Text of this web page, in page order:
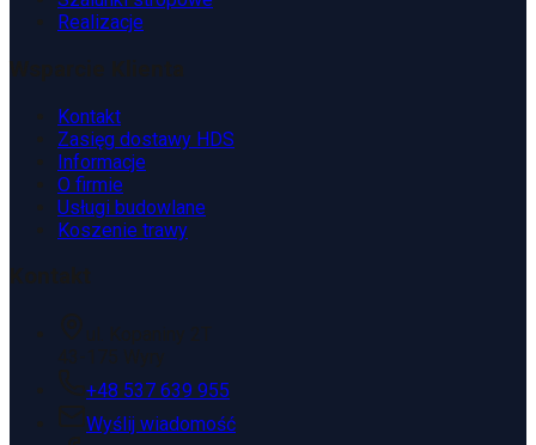
Realizacje
Kontakt
Zasięg dostawy HDS
Informacje
O firmie
Usługi budowlane
Koszenie trawy
+48 537 639 955
Wyślij wiadomość